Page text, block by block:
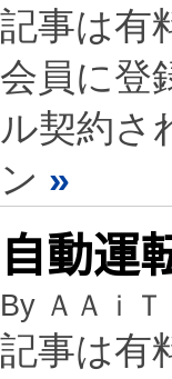
記事は有
会員に登
ル契約さ
ン »
自動運
By ＡＡｉ
記事は有